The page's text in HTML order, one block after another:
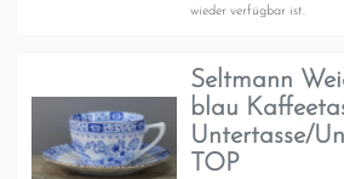
wieder verfügbar ist.
Seltmann
blau
Untertasse/
TOP